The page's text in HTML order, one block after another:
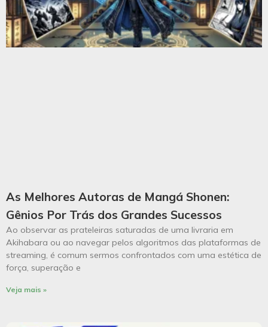
As Melhores Autoras de Mangá Shonen:
Gênios Por Trás dos Grandes Sucessos
Ao observar as prateleiras saturadas de uma livraria em
Akihabara ou ao navegar pelos algoritmos das plataformas de
streaming, é comum sermos confrontados com uma estética de
força, superação e
Veja mais »